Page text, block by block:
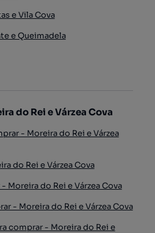
e Vila Cova
e Queimadela
do Rei e Várzea Cova
- Moreira do Rei e Várzea
do Rei e Várzea Cova
Moreira do Rei e Várzea Cova
- Moreira do Rei e Várzea Cova
comprar - Moreira do Rei e